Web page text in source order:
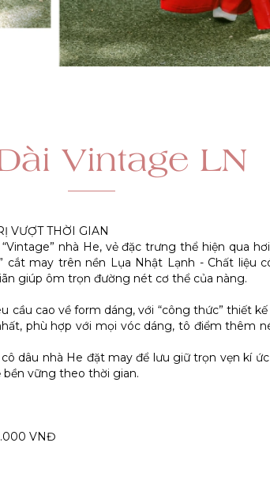
Vintage LN
VƯỢT THỜI GIAN
nhà He, vẻ đặc trưng thể hiện qua
cắt may trên nền Lụa Nhật Lạnh - Chất liệu
giúp ôm trọn đường nét cơ thể của nàng.
cầu cao về form dáng, với “công thức” thiết
phù hợp với mọi vóc dáng, tô điểm thêm
dâu nhà He đặt may để lưu giữ trọn vẹn kí
vững theo thời gian.
VNĐ